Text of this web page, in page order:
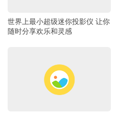
世界上最小超级迷你投影仪 让你
随时分享欢乐和灵感